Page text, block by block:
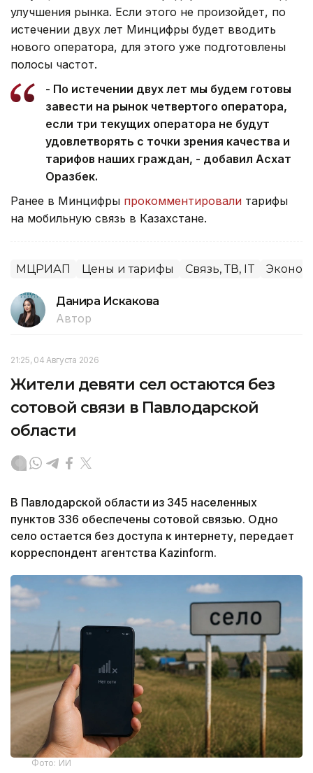
улучшения рынка. Если этого не произойдет, по
истечении двух лет Минцифры будет вводить
нового оператора, для этого уже подготовлены
полосы частот.
- По истечении двух лет мы будем готовы
завести на рынок четвертого оператора,
если три текущих оператора не будут
удовлетворять с точки зрения качества и
тарифов наших граждан, - добавил Асхат
Оразбек.
Ранее в Минцифры прокомментировали тарифы
на мобильную связь в Казахстане.
МЦРИАП Цены и тарифы Связь, ТВ, IT
Данира Искакова
Автор
21:25, 04 Августа 2026
Жители девяти сел остаются без
сотовой связи в Павлодарской
области
В Павлодарской области из 345 населенных
пунктов 336 обеспечены сотовой связью. Одно
село остается без доступа к интернету, передает
корреспондент агентства Kazinform.
Фото: ИИ